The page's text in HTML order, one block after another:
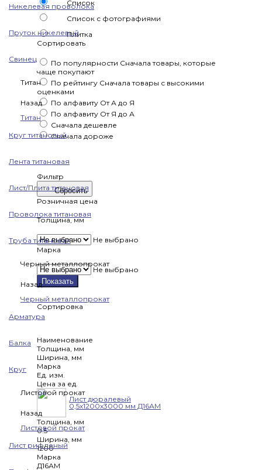
Никелевая проволока
Пруток никелевый
Свинец
Титан
Назад
Титан
Круг титановый
Лента титановая
Лист/Плита титановая
Проволока титановая
Труба титановая
Черный металлопрокат
Назад
Черный металлопрокат
Арматура
Балка
Круг
Листовой прокат
Назад
Листовой прокат
Лист рифленый
Список
Список с фотографиями
Плитка
Сортировать
По популярности Сначала товары, которые
чаще покупают
По рейтингу Сначала товары с высокими
оценками
По алфавиту От А до Я
По алфавиту От Я до А
Сначала дешевле
Сначала дороже
Фильтр
Сбросить
Розничная цена
Толщина, мм
Не выбрано
Марка
Не выбрано
Показать
Сортировка
Наименование
Толщина, мм
Ширина, мм
Марка
Ед. изм.
Цена за ед.
Лист дюралевый
0,5х1200х3000 мм Д16АМ
Толщина, мм
0.5
Ширина, мм
1200
Марка
Д16АМ